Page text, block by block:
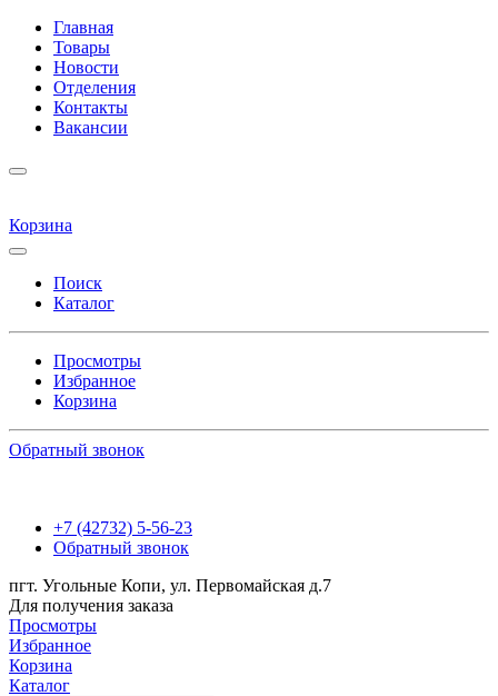
Главная
Товары
Новости
Отделения
Контакты
Вакансии
Корзина
Поиск
Каталог
Просмотры
Избранное
Корзина
Обратный звонок
+7 (42732) 5-56-23
Обратный звонок
пгт. Угольные Копи, ул. Первомайская д.7
Для получения заказа
Просмотры
Избранное
Корзина
Каталог